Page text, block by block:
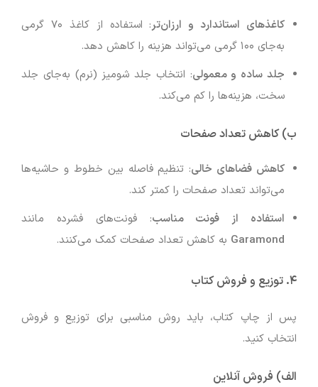
کاغذهای استاندارد و ارزان‌تر
: استفاده از کاغذ ۷۰ گرمی
به‌جای ۱۰۰ گرمی می‌تواند هزینه را کاهش دهد.
جلد ساده و معمولی: انتخاب جلد شومیز (نرم) به‌جای جلد
سخت، هزینه‌ها را کم می‌کند.
ب) کاهش تعداد صفحات
کاهش فضاهای خالی: تنظیم فاصله بین خطوط و حاشیه‌ها
می‌تواند تعداد صفحات را کمتر کند.
استفاده از فونت مناسب: فونت‌های فشرده مانند
Garamond به کاهش تعداد صفحات کمک می‌کنند.
۴. توزیع و فروش کتاب
پس از چاپ کتاب، باید روش مناسبی برای توزیع و فروش
انتخاب کنید.
الف) فروش آنلاین